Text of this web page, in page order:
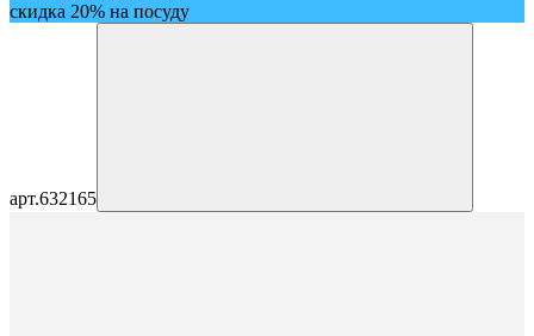
скидка 20% на посуду
арт.632165